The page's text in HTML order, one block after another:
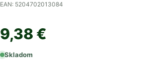
EAN: 5204702013084
9,38 €
Skladom